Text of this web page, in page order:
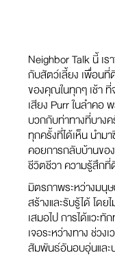
Neighbor Talk นี้ เ
กับสัตว์เลี้ยง เพื่อน
ของคุณในทุกๆ เช้า
เสียง Purr ในลำคอ
บวกกับท่าทางที่บางค
ทุกครั้งที่ได้เห็น นำม
คอยการกลับบ้านขอ
ชีวิตชีวา ความรู้สึกที่
มิตรภาพระหว่างมนุ
สร้างและรับรู้ได้ โด
เสมอไป การได้แวะ
เจอระหว่างทาง ช่ว
สัมพันธ์อันอบอุ่นและ